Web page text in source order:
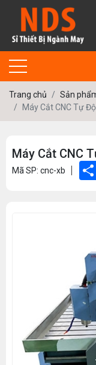
Trang chủ Sản
Máy Cắt CNC Tự
Máy Cắt CNC
Mã SP: cnc-xb